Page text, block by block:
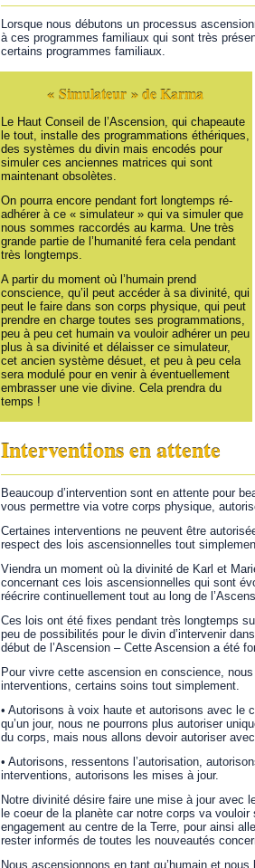
Lorsque nous débutons un processus
à ces programmes familiaux qui sont très
certains programmes familiaux.
« Simulateur » de Karma
Le Haut Conseil de l’Ascension, qui chapeaute
le tout, installe des programmations éthériques,
des systèmes du divin mais encodés pour
simuler ces anciennes matrices qui sont
maintenant obsolètes.
On pourra encore pendant fort longtemps ré-
adhérer à ce « simulateur » qui va simuler que
nous sommes raccordés au karma. Une très
grande partie de l’humanité fera cela pendant
très longtemps.
A partir du moment où l’humain prend
conscience, qu’il peut accéder à sa divinité, qui
peut le faire dans son corps physique, qui peut
prendre en charge toutes ses programmations,
peu à peu cet humain va vouloir adhérer un peu
plus à sa divinité et délaisser ce simulateur,
cet ancien système désuet, et peu à peu cela
sera modulé pour en venir à éventuellement
embrasser une vie divine. Cela prendra du
temps !
Interventions en attente
Beaucoup d’intervention sont en attente pour
vous permettre via votre corps physique,
Certaines interventions ne peuvent être
respect des lois ascensionnelles tout
Viendra un moment où la divinité de Karl et
concernant ces lois ascensionnelles qui sont
réécrire continuellement tout au long de
Ces lois ont été fixes pendant très longtemps
peu de possibilités pour le divin d’intervenir
début de l’Ascension – Cette Ascension a été
Pour vivre cette ascension en conscience,
interventions, certains soins tout simplement.
• Autorisons à voix haute et autorisons avec le
qu’un jour, nous ne pourrons plus autoriser
du corps, mais nous allons devoir autoriser
• Autorisons, ressentons l’autorisation,
interventions, autorisons les mises à jour.
Notre divinité désire faire une mise à jour avec
le coeur de la planète car notre corps va
engagement au centre de la Terre, pour ainsi
rester informés de toutes les nouveautés
Nous ascensionnons en tant qu’humain et